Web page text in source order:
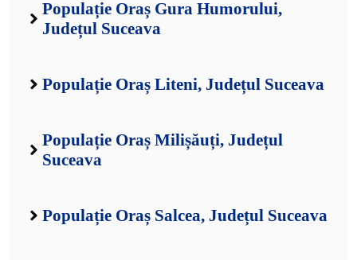
Populație Oraș Gura Humorului,
Județul Suceava
Populație Oraș Liteni, Județul Suceava
Populație Oraș Milișăuți, Județul
Suceava
Populație Oraș Salcea, Județul Suceava